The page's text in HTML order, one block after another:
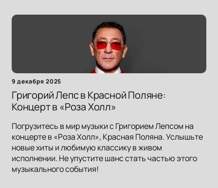
9 декабря 2025
Григорий Лепс в Красной Поляне:
Концерт в «Роза Холл»
Погрузитесь в мир музыки с Григорием Лепсом на
концерте в «Роза Холл», Красная Поляна. Услышьте
новые хиты и любимую классику в живом
исполнении. Не упустите шанс стать частью этого
музыкального события!